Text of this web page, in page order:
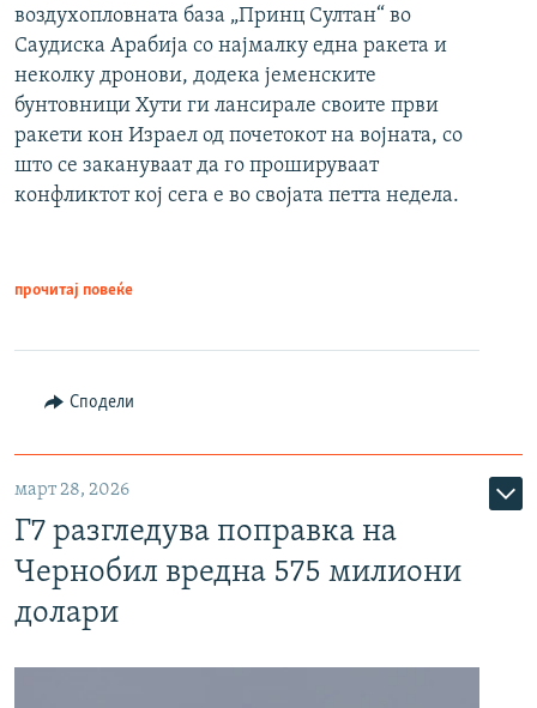
воздухопловната база „Принц Султан“ во
Саудиска Арабија со најмалку една ракета и
неколку дронови, додека јеменските
бунтовници Хути ги лансирале своите први
ракети кон Израел од почетокот на војната, со
што се закануваат да го прошируваат
конфликтот кој сега е во својата петта недела.
прочитај повеќе
Сподели
март 28, 2026
Г7 разгледува поправка на
Чернобил вредна 575 милиони
долари